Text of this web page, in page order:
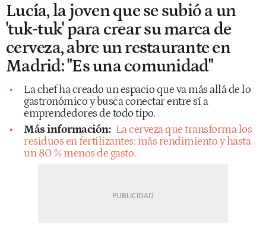
Lucía, la joven que se subió a un
'tuk-tuk' para crear su marca de
cerveza, abre un restaurante en
Madrid: "Es una comunidad"
La chef ha creado un espacio que va más allá de lo
gastronómico y busca conectar entre sí a
emprendedores de todo tipo.
Más información: La cerveza que transforma los
residuos en fertilizantes: más rendimiento y hasta
un 80 % menos de gasto.